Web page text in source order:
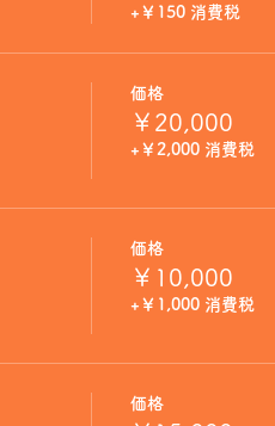
+￥150 消費税
価格
￥20,000
+￥2,000 消費税
価格
￥10,000
+￥1,000 消費税
価格